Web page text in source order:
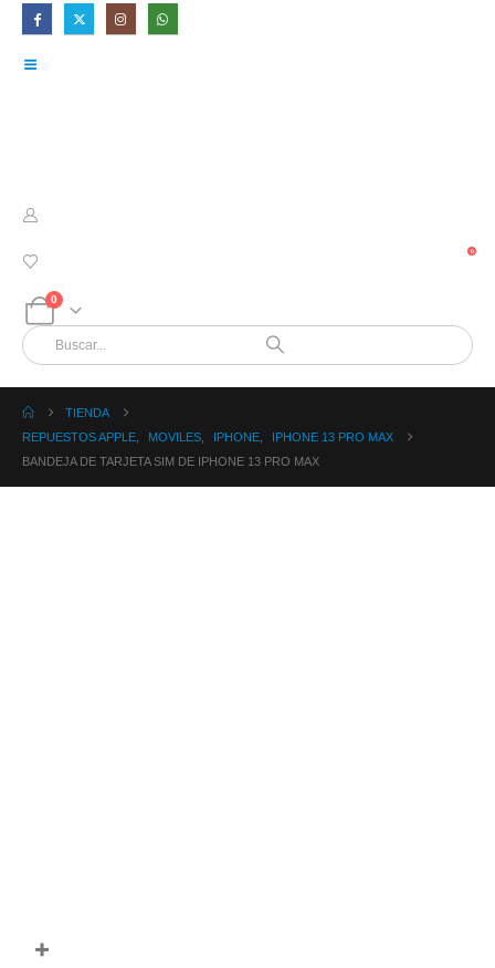
0
0
TIENDA
REPUESTOS APPLE
MOVILES IPHONE
IPHONE 13 PRO MAX
BANDEJA DE TARJETA SIM DE IPHONE 13 PRO MAX